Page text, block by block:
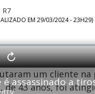
R7
EM 29/03/2024 - 23H29)
A
v
a
n
ç
a
um cliente
de 43 anos, foi